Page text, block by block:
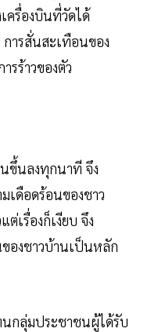
ครื่องบินที่วัดได้
การสั่นสะเทือนของ
รร้าวของตัว
ขึ้นลงทุกนาที จึง
เดือดร้อนของชาว
เรื่องก็เงียบ จึง
ของชาวบ้านเป็นหลัก
กลุ่มประชาชนผู้ได้รับ